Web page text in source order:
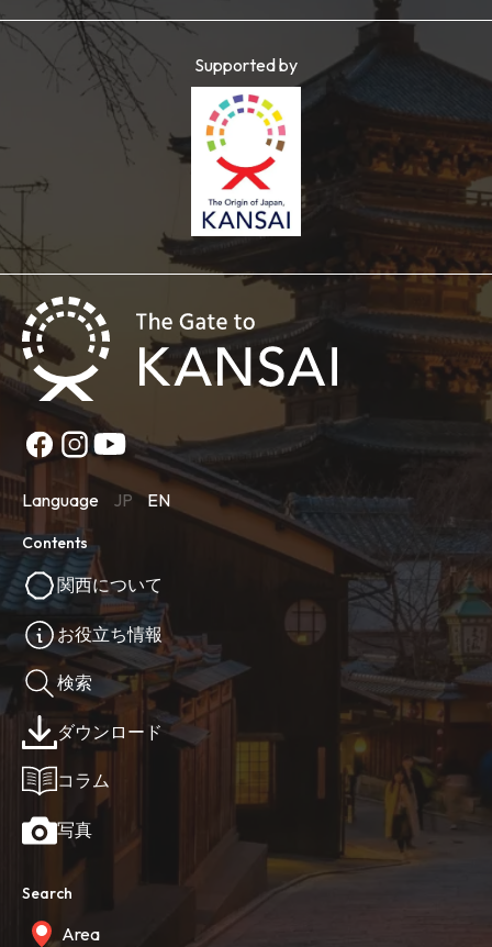
Supported by
Language JP EN
Contents
関西について
お役立ち情報
検索
ダウンロード
コラム
写真
Search
Area